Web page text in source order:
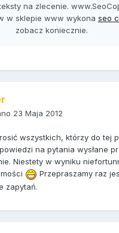
na zlecenie.
w sklepie www wykona seo
zobacz koniecznie.
23 Maja 2012
wszystkich, którzy do tej
na pytania wysłane
Niestety w wyniku
Przepraszamy raz
zapytań.